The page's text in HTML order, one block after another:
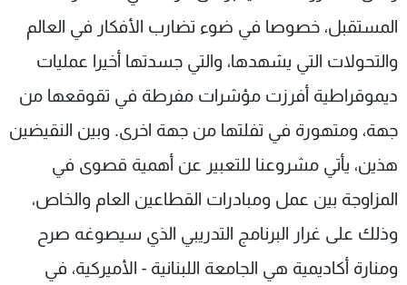
المستقبل، خصوصا في ضوء تضارب الأفكار في العالم
والتحولات التي يشهدها، والتي جسدتها أخيرا عمليات
ديموقراطية أفرزت مؤشرات مفرطة في تقوقعها من
جهة، ومتهورة في تفلتها من جهة اخرى. وبين النقيضين
هذين، يأتي مشروعنا للتعبير عن أهمية قصوى في
المزاوجة بين عمل ومبادرات القطاعين العام والخاص،
وذلك على غرار البرنامج التدريبي الذي سيصوغه صرح
ومنارة أكاديمية هي الجامعة اللبنانية - الأميركية، في